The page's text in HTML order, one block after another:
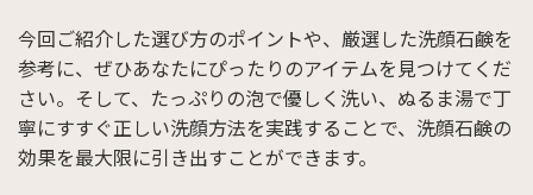
今回ご紹介した選び方のポイントや、厳選した洗顔石鹸を
参考に、ぜひあなたにぴったりのアイテムを見つけてくだ
さい。そして、たっぷりの泡で優しく洗い、ぬるま湯で丁
寧にすすぐ正しい洗顔方法を実践することで、洗顔石鹸の
効果を最大限に引き出すことができます。